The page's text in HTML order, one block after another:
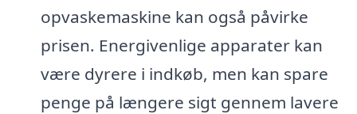
opvaskemaskine kan også påvirke
prisen. Energivenlige apparater kan
være dyrere i indkøb, men kan spare
penge på længere sigt gennem lavere